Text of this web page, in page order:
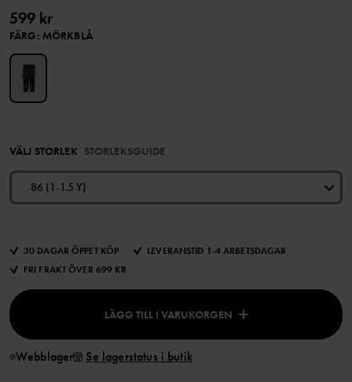
599 kr
FÄRG: MÖRKBLÅ
VÄLJ STORLEK STORLEKSGUIDE
86 (1-1.5 Y)
30 DAGAR ÖPPET KÖP
LEVERANSTID 1-4 ARBETSDAGAR
FRI FRAKT ÖVER 699 KR
LÄGG TILL I VARUKORGEN
Webblager Se lagerstatus i butik